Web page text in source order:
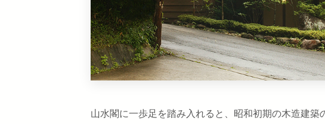
山水閣に一歩足を踏み入れると、昭和初期の木造建